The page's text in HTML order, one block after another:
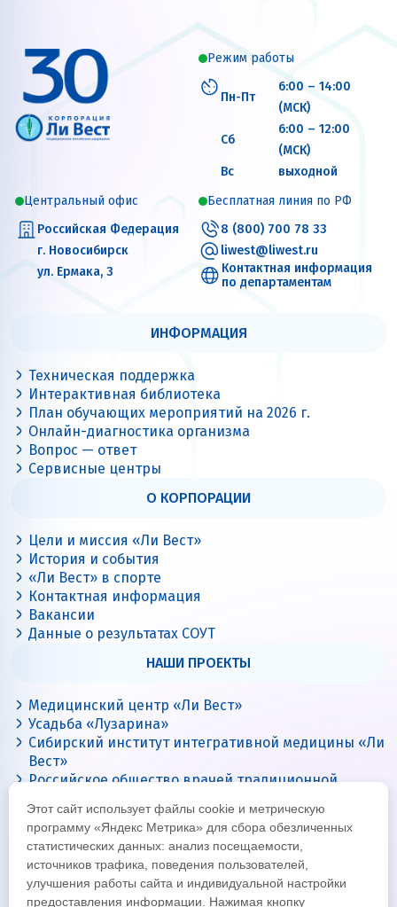
Режим работы
Пн-Пт
6:00 – 14:00
(МСК)
Сб
6:00 – 12:00
(МСК)
Вс
выходной
Центральный офис
Российская Федерация
г. Новосибирск
ул. Ермака, 3
Бесплатная линия по РФ
8 (800) 700 78 33
liwest@liwest.ru
Контактная информация
по департаментам
ИНФОРМАЦИЯ
Техническая поддержка
Интерактивная библиотека
План обучающих мероприятий на 2026 г.
Онлайн-диагностика организма
Вопрос — ответ
Сервисные центры
О КОРПОРАЦИИ
Цели и миссия «Ли Вест»
История и события
«Ли Вест» в спорте
Контактная информация
Вакансии
Данные о результатах СОУТ
НАШИ ПРОЕКТЫ
Медицинский центр «Ли Вест»
Усадьба «Лузарина»
Сибирский институт интегративной медицины «Ли
Вест»
Российское общество врачей традиционной
Цигун с Ли Вест
Этот сайт использует файлы cookie и метрическую
программу «Яндекс Метрика» для сбора обезличенных
статистических данных: анализ посещаемости,
источников трафика, поведения пользователей,
улучшения работы сайта и индивидуальной настройки
предоставления информации. Нажимая кнопку